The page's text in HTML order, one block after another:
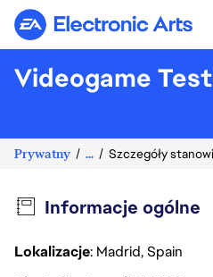
Electronic Arts
Videogame
Prywatny ... Szczegóły
Informacje ogólne
Lokalizacje: Madrid, Spain